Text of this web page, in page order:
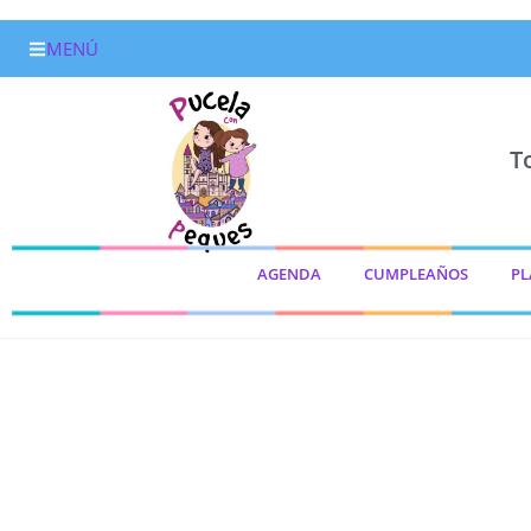
MENÚ
AGENDA CUMPLEAÑOS